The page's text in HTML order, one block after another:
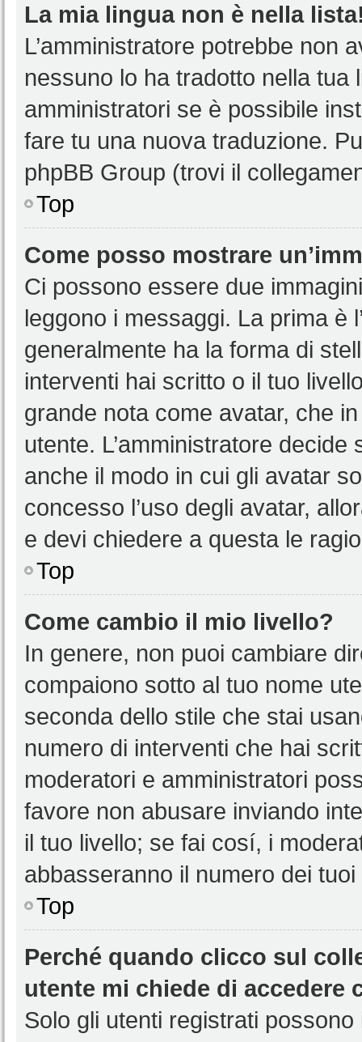
La mia lingua non è nella
L’amministratore potrebbe non
nessuno lo ha tradotto nella tua
amministratori se è possibile
fare tu una nuova traduzione.
phpBB Group (trovi il
Top
Come posso mostrare
Ci possono essere due
leggono i messaggi. La prima è
generalmente ha la forma di
interventi hai scritto o il tuo
grande nota come avatar, che
utente. L’amministratore
anche il modo in cui gli avatar
concesso l’uso degli avatar,
e devi chiedere a questa le
Top
Come cambio il mio livello?
In genere, non puoi cambiare
compaiono sotto al tuo nome
seconda dello stile che stai
numero di interventi che hai
moderatori e amministratori
favore non abusare inviando
il tuo livello; se fai cosí, i
abbasseranno il numero dei
Top
Perché quando clicco sul
utente mi chiede di accedere
Solo gli utenti registrati